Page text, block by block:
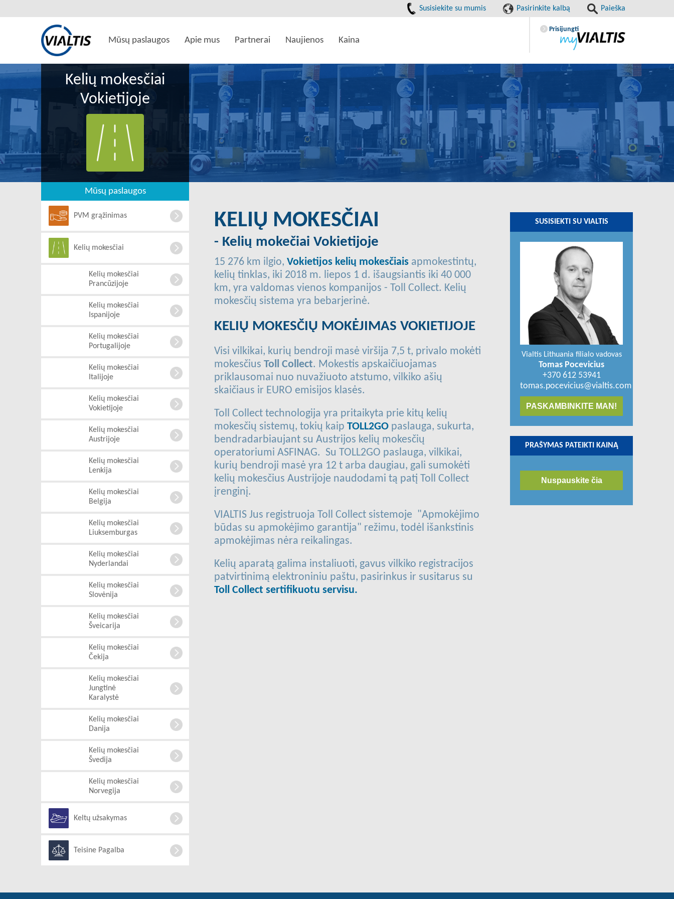
Susisiekite su mumis Pasirinkite kalbą Paieška
Mūsų paslaugos Apie mus Partnerai Naujienos Kaina
Prisijungti
Kelių mokesčiai
Vokietijoje
Mūsų paslaugos
PVM grąžinimas
Kelių mokesčiai
Kelių mokesčiai
Prancūzijoje
Kelių mokesčiai
Ispanijoje
Kelių mokesčiai
Portugalijoje
Kelių mokesčiai
Italijoje
Kelių mokesčiai
Vokietijoje
Kelių mokesčiai
Austrijoje
Kelių mokesčiai
Lenkija
Kelių mokesčiai
Belgija
Kelių mokesčiai
Liuksemburgas
Kelių mokesčiai
Nyderlandai
Kelių mokesčiai
Slovėnija
Kelių mokesčiai
Šveicarija
Kelių mokesčiai
Čekija
Kelių mokesčiai
Jungtinė
Karalystė
Kelių mokesčiai
Danija
Kelių mokesčiai
Švedija
Kelių mokesčiai
Norvegija
Keltų užsakymas
Teisine Pagalba
KELIŲ MOKESČIAI
- Kelių mokečiai Vokietijoje
15 276 km ilgio, Vokietijos kelių mokesčiais apmokestintų,
kelių tinklas, iki 2018 m. liepos 1 d. išaugsiantis iki 40 000
km, yra valdomas vienos kompanijos - Toll Collect. Kelių
mokesčių sistema yra bebarjerinė.
KELIŲ MOKESČIŲ MOKĖJIMAS VOKIETIJOJE
Visi vilkikai, kurių bendroji masė viršija 7,5 t, privalo mokėti
mokesčius Toll Collect. Mokestis apskaičiuojamas
priklausomai nuo nuvažiuoto atstumo, vilkiko ašių
skaičiaus ir EURO emisijos klasės.
Toll Collect technologija yra pritaikyta prie kitų kelių
mokesčių sistemų, tokių kaip TOLL2GO paslauga, sukurta,
bendradarbiaujant su Austrijos kelių mokesčių
operatoriumi ASFINAG. Su TOLL2GO paslauga, vilkikai,
kurių bendroji masė yra 12 t arba daugiau, gali sumokėti
kelių mokesčius Austrijoje naudodami tą patį Toll Collect
įrenginį.
VIALTIS Jus registruoja Toll Collect sistemoje "Apmokėjimo
būdas su apmokėjimo garantija" režimu, todėl išankstinis
apmokėjimas nėra reikalingas.
Kelių aparatą galima instaliuoti, gavus vilkiko registracijos
patvirtinimą elektroniniu paštu, pasirinkus ir susitarus su
Toll Collect sertifikuotu servisu.
SUSISIEKTI SU VIALTIS
Vialtis Lithuania filialo vadovas
Tomas Pocevicius
+370 612 53941
tomas.pocevicius@vialtis.com
PASKAMBINKITE MAN!
PRAŠYMAS PATEIKTI KAINĄ
Nuspauskite čia